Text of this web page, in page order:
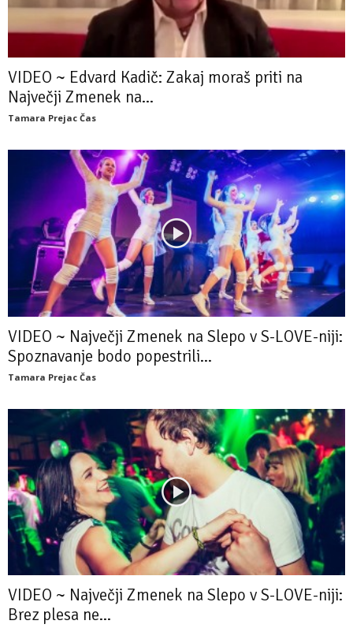
VIDEO ~ Edvard Kadič: Zakaj moraš priti na
Največji Zmenek na...
Tamara Prejac Čas
VIDEO ~ Največji Zmenek na Slepo v S-LOVE-niji:
Spoznavanje bodo popestrili...
Tamara Prejac Čas
VIDEO ~ Največji Zmenek na Slepo v S-LOVE-niji:
Brez plesa ne...